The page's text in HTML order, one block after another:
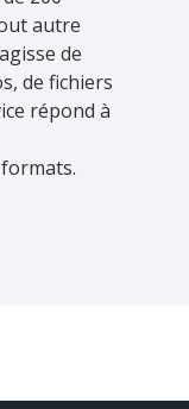
autre
de
de fichiers
répond à